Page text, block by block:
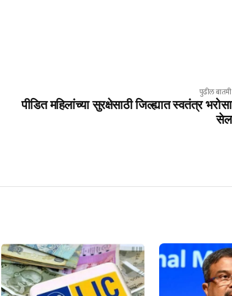
पुढील बातमी
पीडित महिलांच्या सुरक्षेसाठी जिल्ह्यात स्वतंत्र भरोसा
सेल